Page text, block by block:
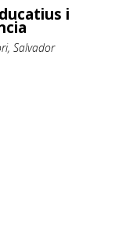
i
Salvador